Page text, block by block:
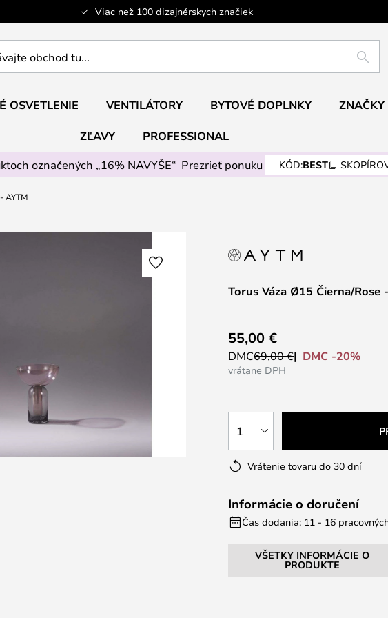
Viac než 100 dizajnérskych značiek
OSVETLENIE VENTILÁTORY BYTOVÉ DOPLNKY ZNAČKY
ZĽAVY
PROFESSIONAL
označených „16% NAVYŠE“ Prezrieť ponuku KÓD:BEST
AYTM
Torus Váza Ø15 Čierna/Rose
55,00 €
DMC69,00 € DMC -20%
vrátane DPH
1
Vrátenie tovaru do 30 dní
Informácie o doručení
Čas dodania: 11 - 16
VŠETKY INFORMÁCIE O
PRODUKTE